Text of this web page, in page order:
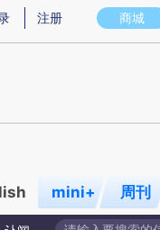
图存在偏差。不代表财新观
商城
注册
mini+ 周刊